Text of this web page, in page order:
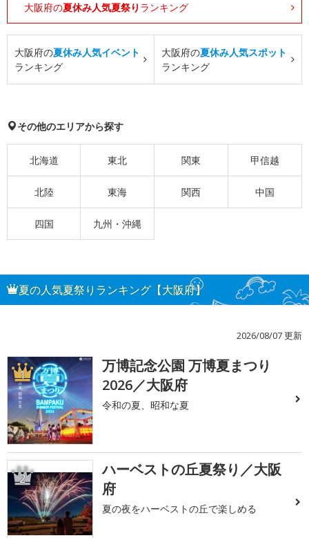
大阪府の夏休み人気夏祭り ランキング
大阪府の夏休み人気イベント
ランキング
大阪府の夏休み人気スポット
ランキング
その他のエリアから探す
北海道 東北 関東 甲信越
北陸 東海 関西 中国
四国 九州・沖縄
夏の人気夏祭りランキング【大阪府】
2026/08/07 更新
1
万博記念公園 万博夏まつり
2026／大阪府
令和の夏、昭和な夏
2
ハーベストの丘夏祭り／大阪
府
夏の夜をハーベストの丘で楽しめる